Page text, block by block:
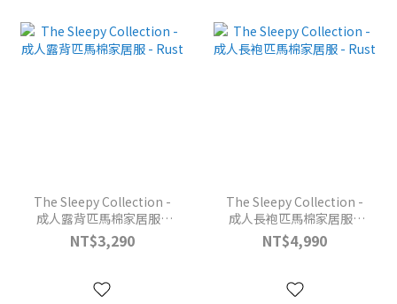
The Sleepy Collection -
成人露背匹馬棉家居服 -
Rust
NT$3,290
The Sleepy Collection -
成人長袍匹馬棉家居服 -
Rust
NT$4,990